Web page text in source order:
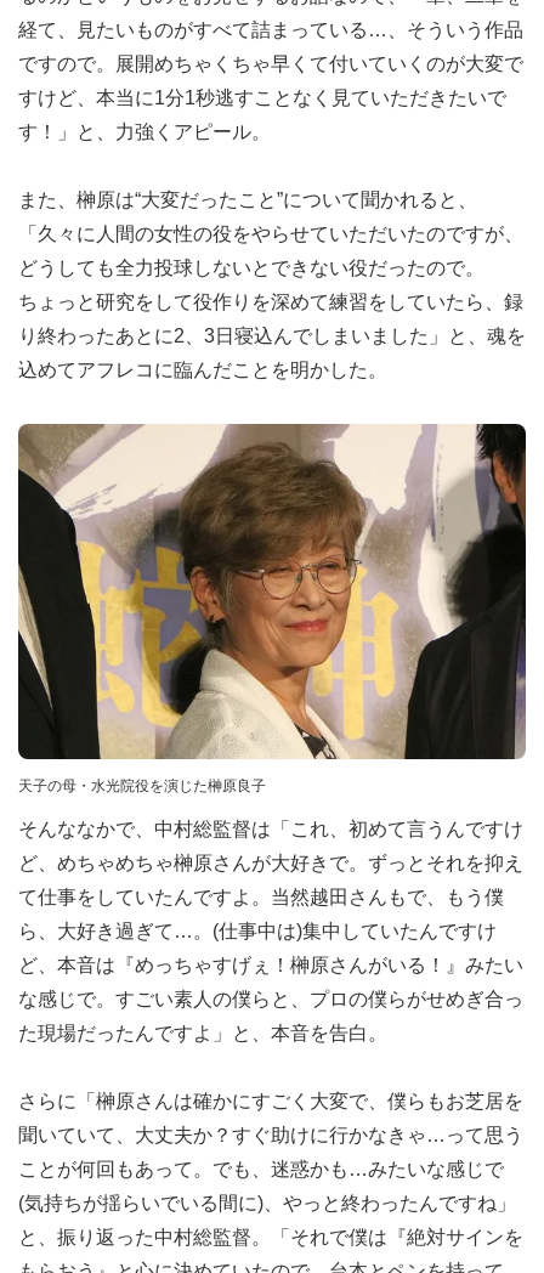
経て、見たいものがすべて詰まっている…、そういう作品
ですので。展開めちゃくちゃ早くて付いていくのが大変で
すけど、本当に1分1秒逃すことなく見ていただきたいで
す！」と、力強くアピール。
また、榊󠄀原は“大変だったこと”について聞かれると、
「久々に人間の女性の役をやらせていただいたのですが、
どうしても全力投球しないとできない役だったので。
ちょっと研究をして役作りを深めて練習をしていたら、録
り終わったあとに2、3日寝込んでしまいました」と、魂を
込めてアフレコに臨んだことを明かした。
天子の母・水光院役を演じた榊󠄀原良子
そんななかで、中村総監督は「これ、初めて言うんですけ
ど、めちゃめちゃ榊󠄀原さんが大好きで。ずっとそれを抑え
て仕事をしていたんですよ。当然越田さんもで、もう僕
ら、大好き過ぎて…。(仕事中は)集中していたんですけ
ど、本音は『めっちゃすげぇ！榊󠄀原さんがいる！』みたい
な感じで。すごい素人の僕らと、プロの僕らがせめぎ合っ
た現場だったんですよ」と、本音を告白。
さらに「榊󠄀原さんは確かにすごく大変で、僕らもお芝居を
聞いていて、大丈夫か？すぐ助けに行かなきゃ…って思う
ことが何回もあって。でも、迷惑かも…みたいな感じで
(気持ちが揺らいでいる間に)、やっと終わったんですね」
と、振り返った中村総監督。「それで僕は『絶対サインを